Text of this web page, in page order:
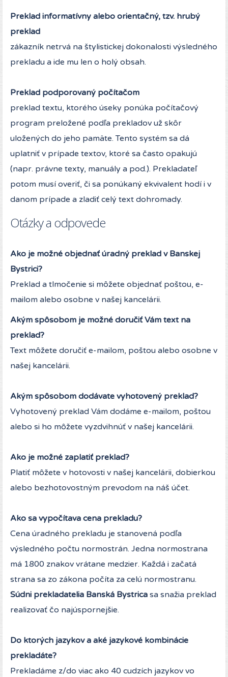
Preklad informatívny alebo orientačný, tzv. hrubý
preklad
zákazník netrvá na štylistickej dokonalosti výsledného
prekladu a ide mu len o holý obsah.
Preklad podporovaný počítačom
preklad textu, ktorého úseky ponúka počítačový
program preložené podľa prekladov už skôr
uložených do jeho pamäte. Tento systém sa dá
uplatniť v prípade textov, ktoré sa často opakujú
(napr. právne texty, manuály a pod.). Prekladateľ
potom musí overiť, či sa ponúkaný ekvivalent hodí i v
danom prípade a zladiť celý text dohromady.
Otázky a odpovede
Ako je možné objednať úradný preklad v Banskej
Bystrici?
Preklad a tlmočenie si môžete objednať poštou, e-
mailom alebo osobne v našej kancelárii.
Akým spôsobom je možné doručiť Vám text na
preklad?
Text môžete doručiť e-mailom, poštou alebo osobne v
našej kancelárii.
Akým spôsobom dodávate vyhotovený preklad?
Vyhotovený preklad Vám dodáme e-mailom, poštou
alebo si ho môžete vyzdvihnúť v našej kancelárii.
Ako je možné zaplatiť preklad?
Platiť môžete v hotovosti v našej kancelárii, dobierkou
alebo bezhotovostným prevodom na náš účet.
Ako sa vypočítava cena prekladu?
Cena úradného prekladu je stanovená podľa
výsledného počtu normostrán. Jedna normostrana
má 1800 znakov vrátane medzier. Každá i začatá
strana sa zo zákona počíta za celú normostranu.
Súdni prekladatelia Banská Bystrica sa snažia preklad
realizovať čo najúspornejšie.
Do ktorých jazykov a aké jazykové kombinácie
prekladáte?
Prekladáme z/do viac ako 40 cudzích jazykov vo